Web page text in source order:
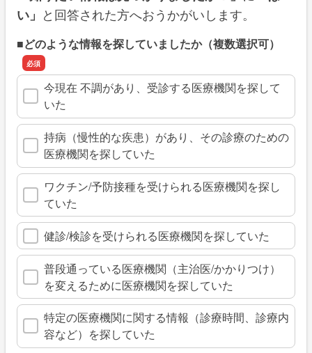
い」 と回答された方へおうかがいします。
■どのような情報を探していましたか（複数選択可）
今現在 不調があり、受診する医療機関を探して
いた
持病（慢性的な疾患）があり、その診療のための
医療機関を探していた
ワクチン/予防接種を受けられる医療機関を探し
ていた
健診/検診を受けられる医療機関を探していた
普段通っている医療機関（主治医/かかりつけ）
を変えるために医療機関を探していた
特定の医療機関に関する情報（診療時間、診療内
容など）を探していた